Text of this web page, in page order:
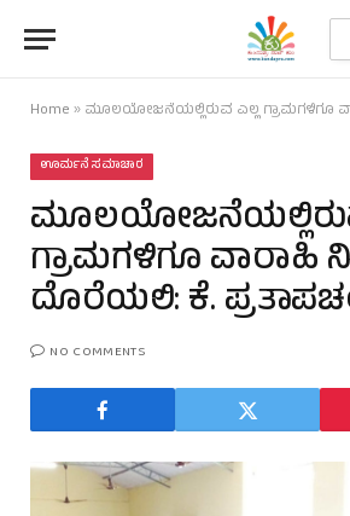
Home » ಮೂಲಯೋಜನೆಯಲ್ಲಿರುವ ಎಲ್ಲ ಗ್ರಾಮಗಳಿಗೂ ವಾರಾಹಿ
ಊರ್ಮನೆ ಸಮಾಚಾರ
ಗ್ರಾಮಗಳಿಗೂ ವಾರಾಹಿ
ದೊರೆಯಲಿ: ಕೆ.
NO COMMENTS